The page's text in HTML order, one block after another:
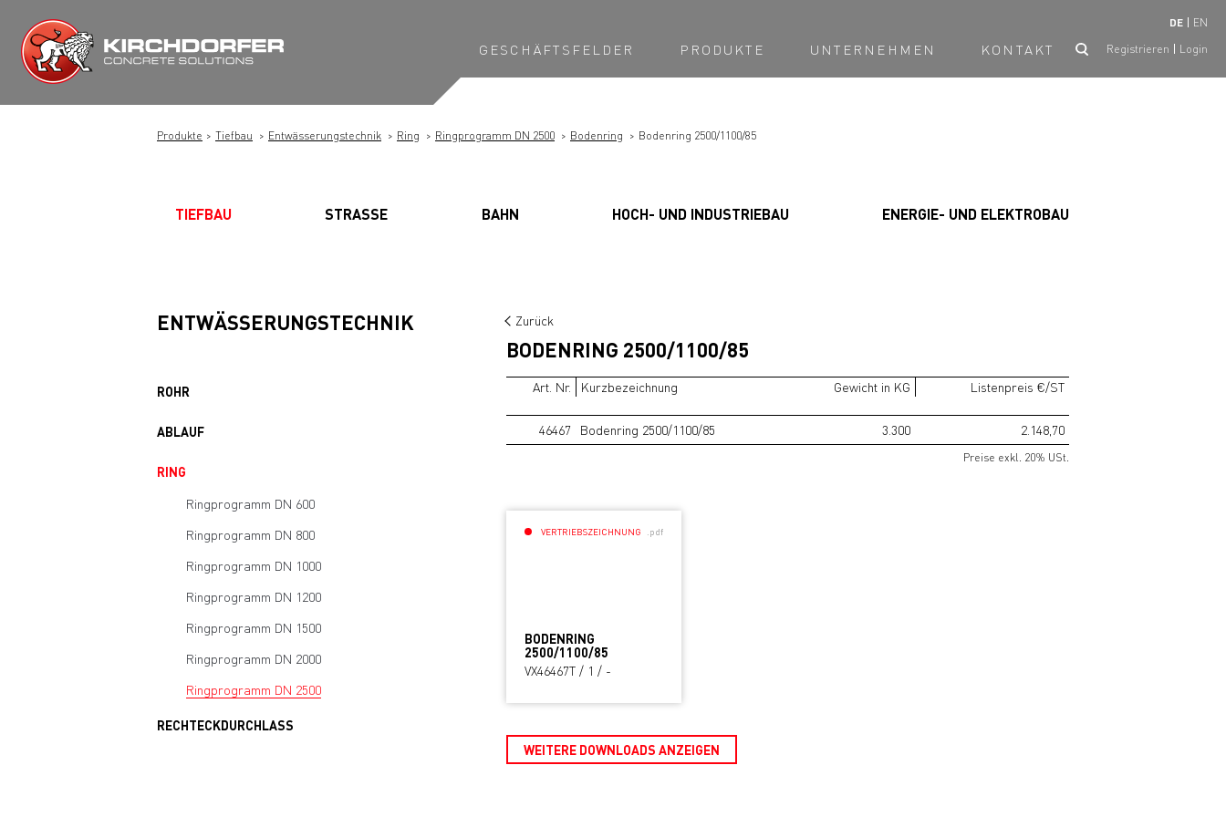
Inhalt
springen
DE EN
GESCHÄFTSFELDER PRODUKTE UNTERNEHMEN KONTAKT Registrieren Login
Produkte Tiefbau Entwässerungstechnik Ring Ringprogramm DN 2500 Bodenring Bodenring 2500/1100/85
TIEFBAU STRASSE BAHN HOCH- UND INDUSTRIEBAU ENERGIE- UND ELEKTROBAU
ENTWÄSSERUNGSTECHNIK
ROHR
ABLAUF
RING
Ringprogramm DN 600
Ringprogramm DN 800
Ringprogramm DN 1000
Ringprogramm DN 1200
Ringprogramm DN 1500
Ringprogramm DN 2000
Ringprogramm DN 2500
RECHTECKDURCHLASS
Zurück
BODENRING 2500/1100/85
Art. Nr. Kurzbezeichnung Gewicht in KG Listenpreis €/ST
46467 Bodenring 2500/1100/85 3.300 2.148,70
Preise exkl. 20% USt.
VERTRIEBSZEICHNUNG .pdf
BODENRING
2500/1100/85
VX46467T / 1 / -
WEITERE DOWNLOADS ANZEIGEN